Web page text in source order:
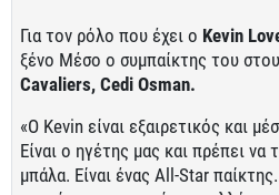
Για τον ρόλο που έχει ο Kevin
ξένο Μέσο ο συμπαίκτης του
Cavaliers, Cedi Osman.
«Ο Kevin είναι εξαιρετικός και
Είναι ο ηγέτης μας και πρέπει να
μπάλα. Είναι ένας All-Star